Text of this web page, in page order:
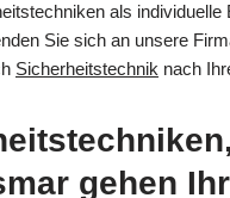
als individuelle
Sie sich an unsere
Sicherheitstechnik nach
gehen